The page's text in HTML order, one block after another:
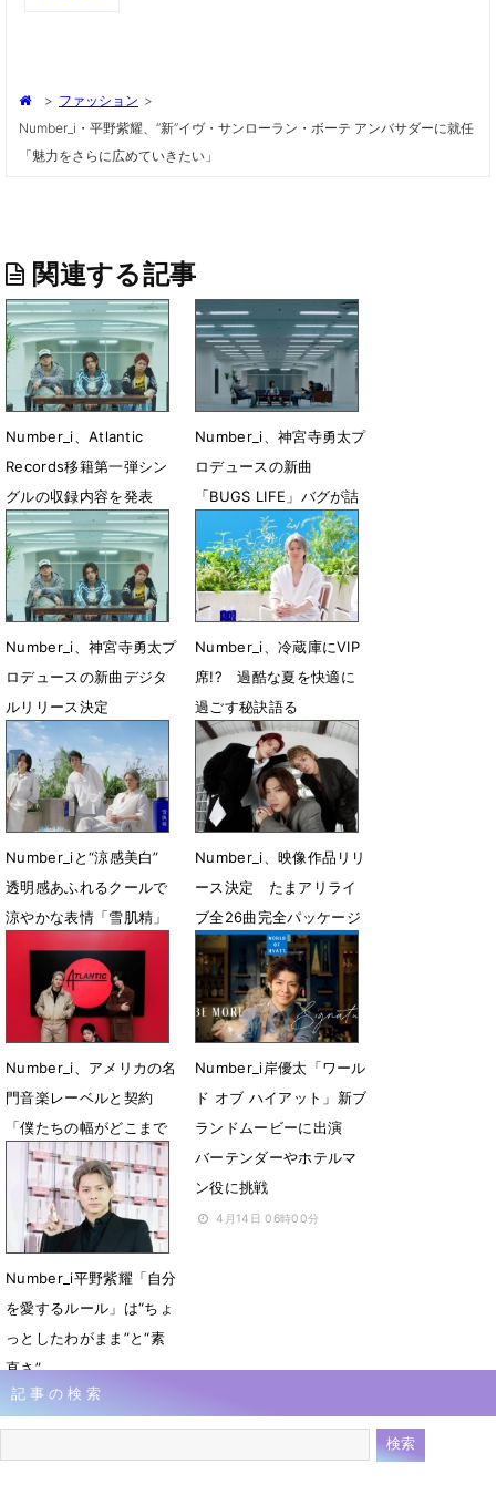
> ファッション >
Number_i・平野紫耀、“新”イヴ・サンローラン・ボーテ アンバサダーに就任
「魅力をさらに広めていきたい」
関連する記事
Number_i、Atlantic
Records移籍第一弾シン
グルの収録内容を発表
7月22日 21時15分
Number_i、神宮寺勇太プ
ロデュースの新曲
「BUGS LIFE」バグが詰
まったMV公開
7月13日 08時00分
Number_i、神宮寺勇太プ
ロデュースの新曲デジタ
ルリリース決定
7月5日 22時44分
Number_i、冷蔵庫にVIP
席!? 過酷な夏を快適に
過ごす秘訣語る
6月23日 16時00分
Number_iと“涼感美白”
透明感あふれるクールで
涼やかな表情「雪肌精」
新CMが公開
6月23日 13時16分
Number_i、映像作品リリ
ース決定 たまアリライ
ブ全26曲完全パッケージ
化
6月17日 18時48分
Number_i、アメリカの名
門音楽レーベルと契約
「僕たちの幅がどこまで
広がるのか楽しみ」
5月18日 10時53分
Number_i岸優太「ワール
ド オブ ハイアット」新ブ
ランドムービーに出演
バーテンダーやホテルマ
ン役に挑戦
4月14日 06時00分
Number_i平野紫耀「自分
を愛するルール」は“ちょ
っとしたわがまま”と“素
直さ”
4月2日 15時46分
記事の検索